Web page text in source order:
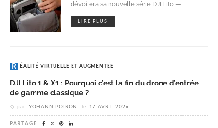
dévoilera sa nouvelle série DJI Lito —
LIRE PLUS
RÉALITÉ VIRTUELLE ET AUGMENTÉE
DJI Lito 1 & X1 : Pourquoi c’est la fin du drone d’entrée
de gamme classique ?
par YOHANN POIRON le 17 AVRIL 2026
PARTAGE